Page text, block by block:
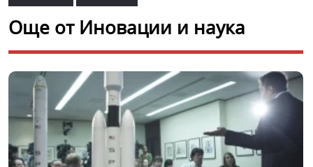
Още от Иновации и наука